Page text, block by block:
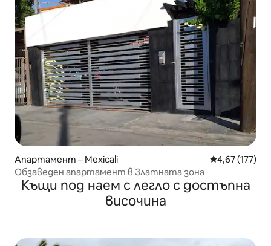
Апартамент – Mexicali Средна
4,67 (177)
Обзаведен апартамент в Златната зона
Къщи под наем с легло с достъпна
височина